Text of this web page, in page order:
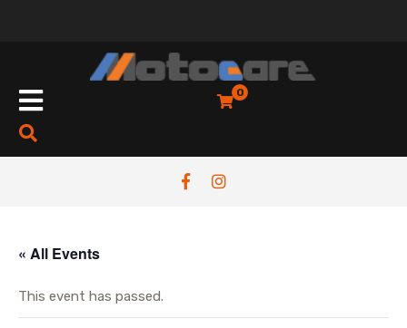
Open
0
« All Events
This event has passed.